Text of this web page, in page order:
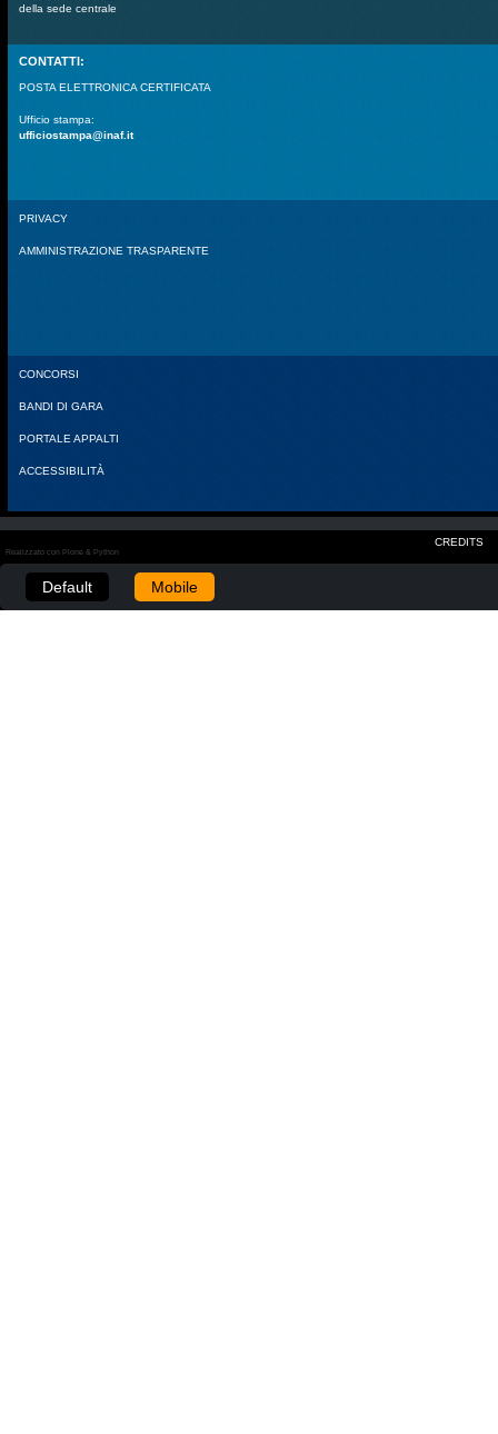
della sede centrale
CONTATTI:
POSTA ELETTRONICA CERTIFICATA
Ufficio stampa:
ufficiostampa@inaf.it
PRIVACY
AMMINISTRAZIONE TRASPARENTE
CONCORSI
BANDI DI GARA
PORTALE APPALTI
ACCESSIBILITÀ
CREDITS
Realizzato con Plone & Python
Default Mobile